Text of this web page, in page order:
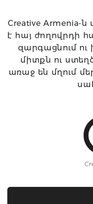
Creative Armenia-
է հայ ժողովրդի
զարգացնում
միտքն ու
առաջ են մղում